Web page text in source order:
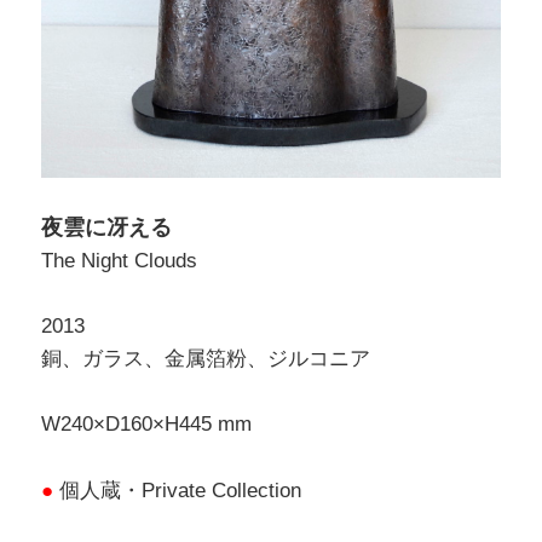
夜雲に冴える
The Night Clouds
2013
銅、ガラス、金属箔粉、ジルコニア
W240×D160×H445 mm
● 個人蔵・Private Collection